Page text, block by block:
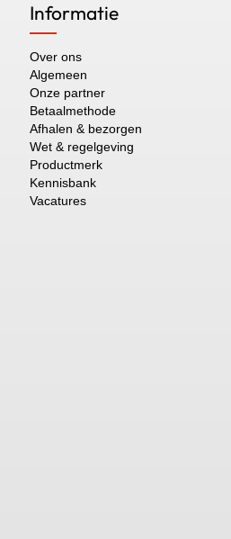
Informatie
Over ons
Algemeen
Onze partner
Betaalmethode
Afhalen & bezorgen
Wet & regelgeving
Productmerk
Kennisbank
Vacatures